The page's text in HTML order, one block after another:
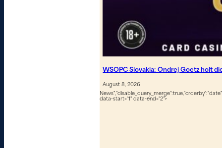
WSOPC Slovakia: Ondrej Goetz holt
August 8, 2026
data-start="1" data-end="2">